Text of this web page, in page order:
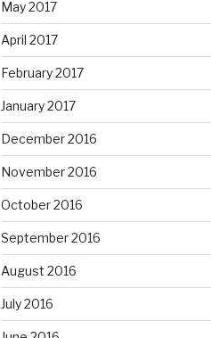
May 2017
April 2017
February 2017
January 2017
December 2016
November 2016
October 2016
September 2016
August 2016
July 2016